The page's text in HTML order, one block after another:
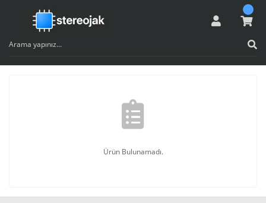
Ürün Bulunamadı.